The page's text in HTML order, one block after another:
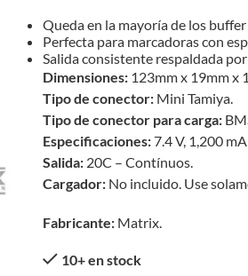
Queda en la mayoría de los
Perfecta para marcadoras con
Salida consistente respaldada
Dimensiones: 123mm x 19mm x
Tipo de conector: Mini Tamiya.
Tipo de conector para carga:
Especificaciones:7.4 V, 1,200
Salida: 20C – Contínuos.
Cargador: No incluido. Use
Fabricante: Matrix.
10+ en stock